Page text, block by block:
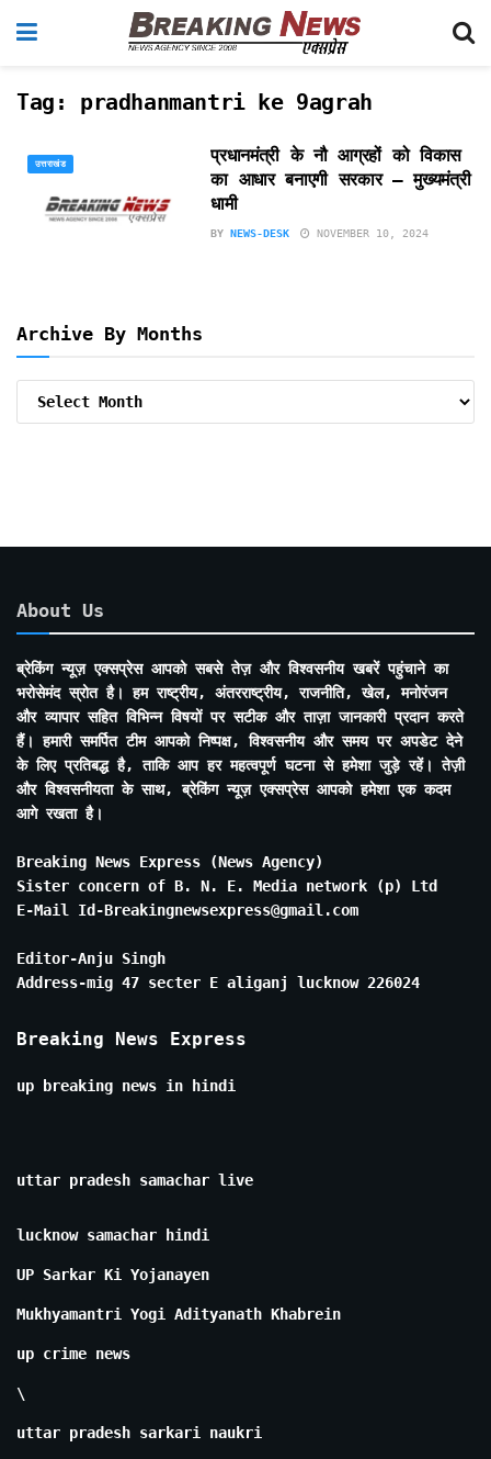
Tag: pradhanmantri ke 9agrah
उत्तराखंड
प्रधानमंत्री के नौ आग्रहों को विकास
का आधार बनाएगी सरकार – मुख्यमंत्री
धामी
BY NEWS-DESK NOVEMBER 10, 2024
Archive By Months
About Us
ब्रेकिंग न्यूज़ एक्सप्रेस आपको सबसे तेज़ और विश्वसनीय खबरें पहुंचाने का
भरोसेमंद स्रोत है। हम राष्ट्रीय, अंतरराष्ट्रीय, राजनीति, खेल, मनोरंजन
और व्यापार सहित विभिन्न विषयों पर सटीक और ताज़ा जानकारी प्रदान करते
हैं। हमारी समर्पित टीम आपको निष्पक्ष, विश्वसनीय और समय पर अपडेट देने
के लिए प्रतिबद्ध है, ताकि आप हर महत्वपूर्ण घटना से हमेशा जुड़े रहें। तेज़ी
और विश्वसनीयता के साथ, ब्रेकिंग न्यूज़ एक्सप्रेस आपको हमेशा एक कदम
आगे रखता है।
Breaking News Express (News Agency)
Sister concern of B. N. E. Media network (p) Ltd
E-Mail Id-Breakingnewsexpress@gmail.com
Editor-Anju Singh
Address-mig 47 secter E aliganj lucknow 226024
Breaking News Express
up breaking news in hindi
uttar pradesh samachar live
lucknow samachar hindi
UP Sarkar Ki Yojanayen
Mukhyamantri Yogi Adityanath Khabrein
up crime news
\
uttar pradesh sarkari naukri